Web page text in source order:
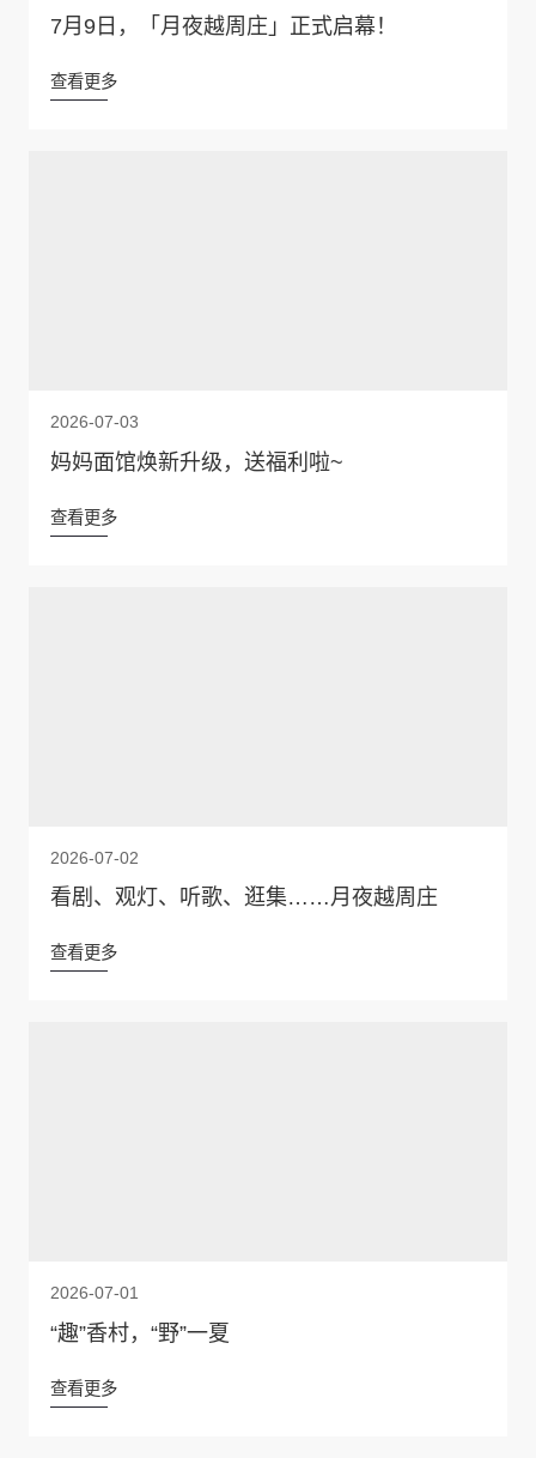
7月9日，「月夜越周庄」正式启幕！
查看更多
2026-07-03
妈妈面馆焕新升级，送福利啦~
查看更多
2026-07-02
看剧、观灯、听歌、逛集……月夜越周庄
查看更多
2026-07-01
“趣”香村，“野”一夏
查看更多